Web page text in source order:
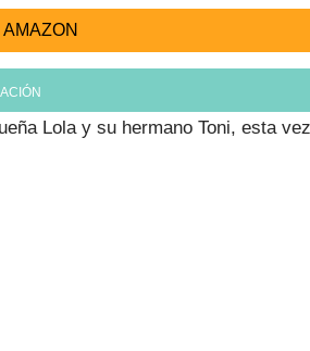
Lola y su hermano Toni, esta